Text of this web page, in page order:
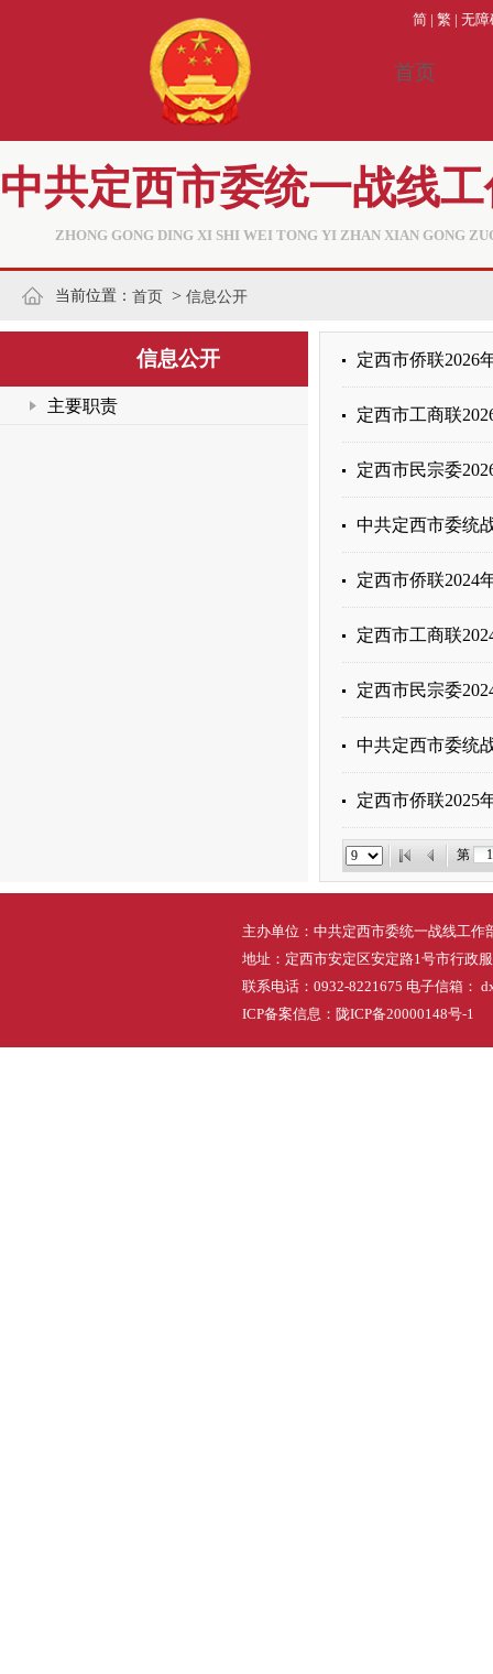
简 | 繁 | 无障
首页
中共定西市委统一战线
ZHONG GONG DING XI SHI WEI TONG YI ZHAN XIAN GONG
当前位置： 首页 > 信息公开
信息公开
主要职责
定西市侨联2026
定西市工商联
定西市民宗委
中共定西市委统
定西市侨联2024
定西市工商联
定西市民宗委
中共定西市委统
定西市侨联2025
第
主办单位：中共定西市委统一战线工作
地址：定西市安定区安定路1号市行政
联系电话：0932-8221675 电子信箱：
ICP备案信息： 陇ICP备20000148号-1